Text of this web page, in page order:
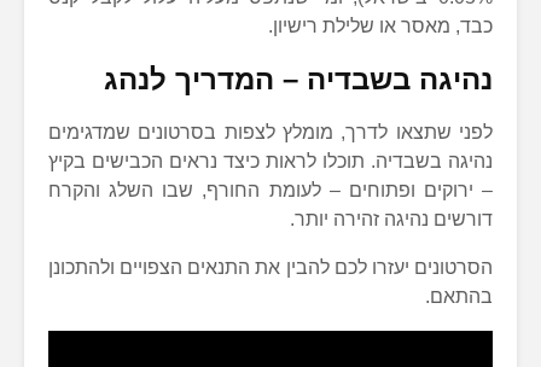
כבד, מאסר או שלילת רישיון.
נהיגה בשבדיה – המדריך לנהג
לפני שתצאו לדרך, מומלץ לצפות בסרטונים שמדגימים
נהיגה בשבדיה. תוכלו לראות כיצד נראים הכבישים בקיץ
– ירוקים ופתוחים – לעומת החורף, שבו השלג והקרח
דורשים נהיגה זהירה יותר.
הסרטונים יעזרו לכם להבין את התנאים הצפויים ולהתכונן
בהתאם.